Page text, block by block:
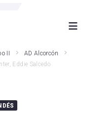
II
AD Alcorcón
Eddie Salcedo